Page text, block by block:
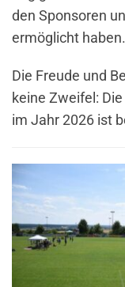
den Sponsoren
ermöglicht haben.
Die Freude und
keine Zweifel:
im Jahr 2026 ist